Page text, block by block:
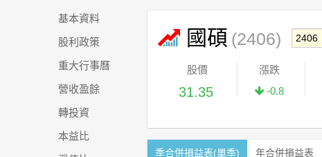
基本資料
股利政策
重大行事曆
營收盈餘
轉投資
本益比
國碩 (2406)
股價
31.35
漲跌
-0.8
季合併損益表(單季) 年合併損益表